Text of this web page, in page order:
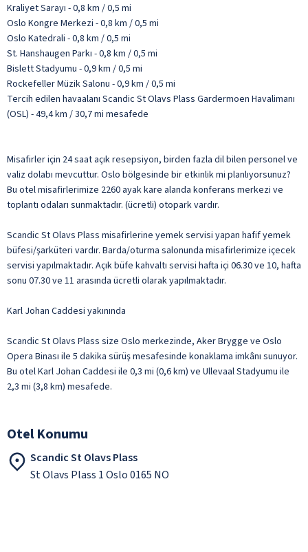
Kraliyet Sarayı - 0,8 km / 0,5 mi
Oslo Kongre Merkezi - 0,8 km / 0,5 mi
Oslo Katedrali - 0,8 km / 0,5 mi
St. Hanshaugen Parkı - 0,8 km / 0,5 mi
Bislett Stadyumu - 0,9 km / 0,5 mi
Rockefeller Müzik Salonu - 0,9 km / 0,5 mi
Tercih edilen havaalanı Scandic St Olavs Plass Gardermoen Havalimanı
(OSL) - 49,4 km / 30,7 mi mesafede
Misafirler için 24 saat açık resepsiyon, birden fazla dil bilen personel ve
valiz dolabı mevcuttur. Oslo bölgesinde bir etkinlik mi planlıyorsunuz?
Bu otel misafirlerimize 2260 ayak kare alanda konferans merkezi ve
toplantı odaları sunmaktadır. (ücretli) otopark vardır.
Scandic St Olavs Plass misafirlerine yemek servisi yapan hafif yemek
büfesi/şarküteri vardır. Barda/oturma salonunda misafirlerimize içecek
servisi yapılmaktadır. Açık büfe kahvaltı servisi hafta içi 06.30 ve 10, hafta
sonu 07.30 ve 11 arasında ücretli olarak yapılmaktadır.
Karl Johan Caddesi yakınında
Scandic St Olavs Plass size Oslo merkezinde, Aker Brygge ve Oslo
Opera Binası ile 5 dakika sürüş mesafesinde konaklama imkânı sunuyor.
Bu otel Karl Johan Caddesi ile 0,3 mi (0,6 km) ve Ullevaal Stadyumu ile
2,3 mi (3,8 km) mesafede.
Otel Konumu
Scandic St Olavs Plass
St Olavs Plass 1 Oslo 0165 NO